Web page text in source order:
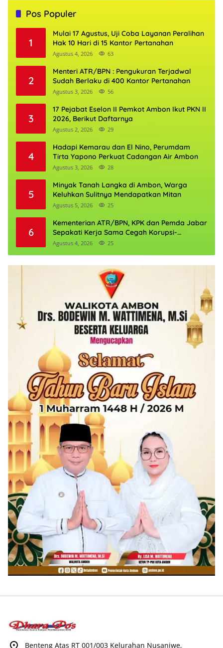
Pos Populer
1
Mulai 17 Agustus, Uji Coba Layanan Peralihan
Hak 10 Hari di 15 Kantor Pertanahan
Agustus 4, 2026 63
2
Menteri ATR/BPN : Pengukuran Terjadwal
Sudah Berlaku di 400 Kantor Pertanahan
Agustus 3, 2026 56
3
17 Pejabat Eselon II Pemkot Ambon Ikut PKN II
2026, Berikut Daftarnya
Agustus 2, 2026 29
4
Hadapi Kemarau dan El Nino, Perumdam
Tirta Yapono Perkuat Cadangan Air Ambon
Agustus 3, 2026 28
5
Minyak Tanah Langka di Ambon, Warga
Keluhkan Sulitnya Mendapatkan Mitan
Agustus 5, 2026 25
6
Kementerian ATR/BPN, KPK dan Pemda Jabar
Sepakati Kerja Sama Cegah Korupsi-
Penguatan Ekonomi
Agustus 4, 2026 25
Benteng Atas RT 001/003 Kelurahan Nusaniwe,